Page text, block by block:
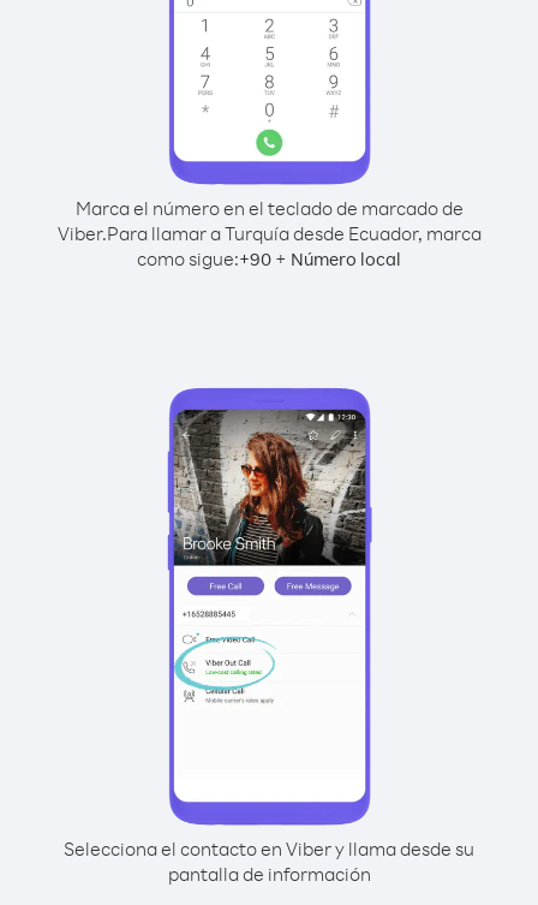
Marca el número en el teclado de marcado de
Viber.Para llamar a Turquía desde Ecuador, marca
como sigue:+90 + Número local
Selecciona el contacto en Viber y llama desde su
pantalla de información